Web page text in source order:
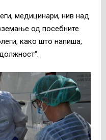
медицинари, нив над
од посебните
како што напиша,